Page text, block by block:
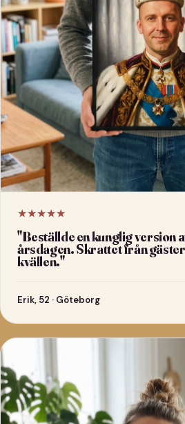
★★★★★
"Beställde en kunglig version
årsdagen. Skrattet från
kvällen."
Erik, 52 · Göteborg